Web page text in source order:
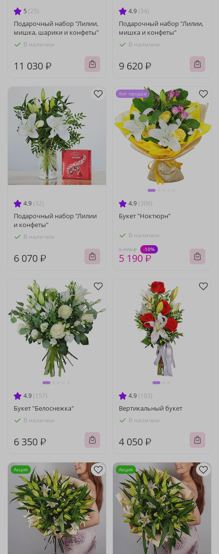
5 (25)
Подарочный набор "Лилии,
мишка, шарики и конфеты"
В наличии
11 030 ₽
4.9 (34)
Подарочный набор "Лилии,
мишка и конфеты"
В наличии
9 620 ₽
4.9 (32)
Подарочный набор "Лилии
и конфеты"
В наличии
6 070 ₽
4.9 (306)
Букет "Ноктюрн"
В наличии
5 770 ₽ -10%
5 190 ₽
Хит продаж
4.9 (157)
Букет "Белоснежка"
В наличии
6 350 ₽
4.9 (183)
Вертикальный букет
В наличии
4 050 ₽
Акция Акция